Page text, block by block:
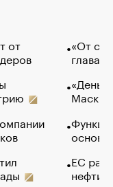
от
«От
глава
Маск в
основ
ЕС
нефти